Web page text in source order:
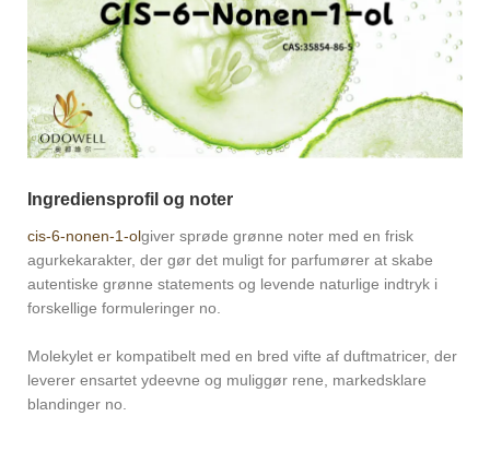
Ingrediensprofil og noter
cis-6-nonen-1-olgiver sprøde grønne noter med en frisk
agurkekarakter, der gør det muligt for parfumører at skabe
autentiske grønne statements og levende naturlige indtryk i
forskellige formuleringer no .
Molekylet er kompatibelt med en bred vifte af duftmatricer, der
leverer ensartet ydeevne og muliggør rene, markedsklare
blandinger no .